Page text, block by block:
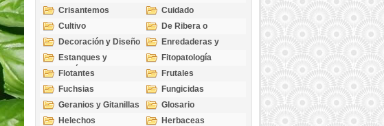
Crisantemos
Cuidado
Cultivo
De Ribera o
Palustres
Decoración y Diseño
Enredaderas y
cubresuelos
Estanques y
Acuáticas
Fitopatología
Flotantes
Frutales
Fuchsias
Fungicidas
Geranios y Gitanillas
Glosario
Helechos
Herbaceas